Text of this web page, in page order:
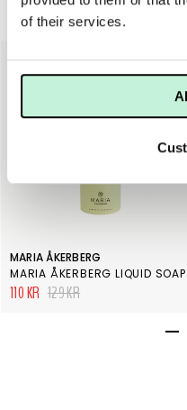
of their services.
15%
MARIA ÅKERBERG
110 KR 129 KR